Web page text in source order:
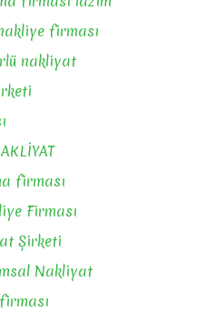
firması
nakliyat
firması
Firması
Şirketi
Nakliyat